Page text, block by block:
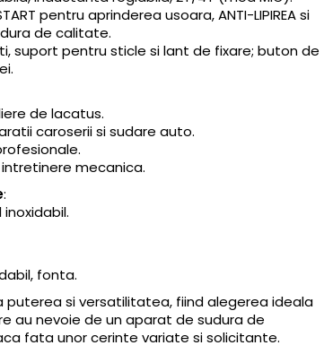
pentru aprinderea usoara, ANTI-LIPIREA si
de calitate.
suport pentru sticle si lant de fixare; buton de
de lacatus.
caroserii si sudare auto.
mecanica.
:
fonta.
puterea si versatilitatea, fiind alegerea ideala
au nevoie de un aparat de sudura de
fata unor cerinte variate si solicitante.